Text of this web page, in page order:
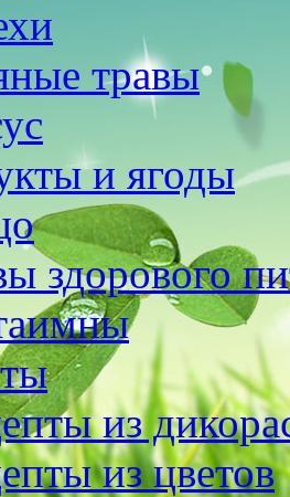
травы
и ягоды
здорового
из
из цветов